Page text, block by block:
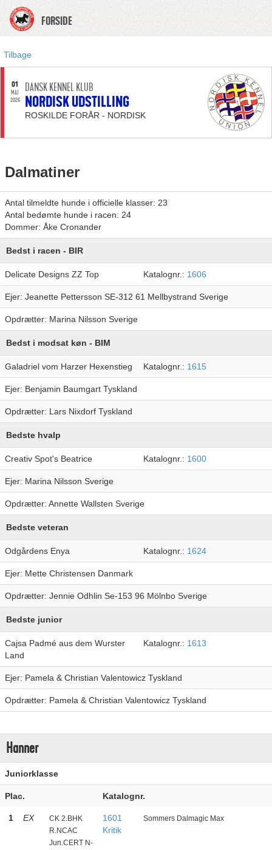
FORSIDE
Tilbage
01
MAJ
2026
DANSK KENNEL KLUB
NORDISK UDSTILLING
ROSKILDE FORÅR - NORDISK
Dalmatiner
Antal tilmeldte hunde i officielle klasser: 23
Antal bedømte hunde i racen: 24
Dommer: Åke Cronander
Bedst i racen - BIR
Delicate Designs ZZ Top Katalognr.: 1606
Ejer: Jeanette Pettersson SE-312 61 Mellbystrand Sverige
Opdrætter: Marina Nilsson Sverige
Bedst i modsat køn - BIM
Galadriel vom Harzer Hexenstieg Katalognr.: 1615
Ejer: Benjamin Baumgart Tyskland
Opdrætter: Lars Nixdorf Tyskland
Bedste hvalp
Creativ Spot's Beatrice Katalognr.: 1600
Ejer: Marina Nilsson Sverige
Opdrætter: Annette Wallsten Sverige
Bedste veteran
Odgårdens Enya Katalognr.: 1624
Ejer: Mette Christensen Danmark
Opdrætter: Jennie Odhlin Se-153 96 Mölnbo Sverige
Bedste junior
Cajsa Padmé aus dem Wurster
Land
Katalognr.: 1613
Ejer: Pamela & Christian Valentowicz Tyskland
Opdrætter: Pamela & Christian Valentowicz Tyskland
Hanner
Juniorklasse
Plac. Katalognr.
1 EX
CK 2.BHK
R.NCAC
Jun.CERT N-
1601
Kritik
Sommers Dalmagic Max